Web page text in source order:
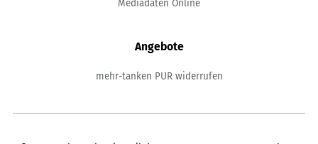
Mediadaten Online
Angebote
mehr-tanken PUR widerrufen